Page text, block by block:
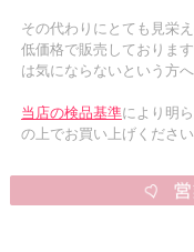
その代わりにとても見栄
低価格で販売しておりま
は気にならないという方
当店の検品基準により明
の上でお買い上げくださ